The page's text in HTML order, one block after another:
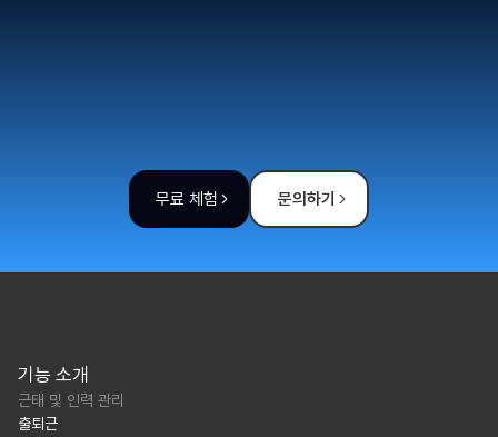
무료 체험 문의하기
기능 소개
근태 및 인력 관리
출퇴근